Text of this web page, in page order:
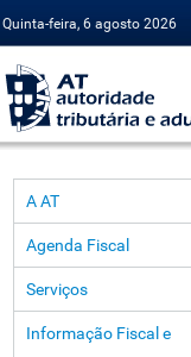
Quinta-feira, 6 agosto 2026
A AT
Agenda Fiscal
Serviços
Informação Fiscal e